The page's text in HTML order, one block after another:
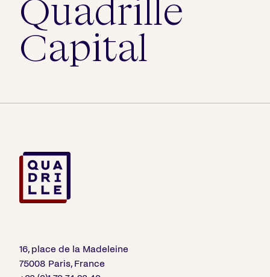
Quadrille
Capital
16, place de la Madeleine
75008 Paris, France